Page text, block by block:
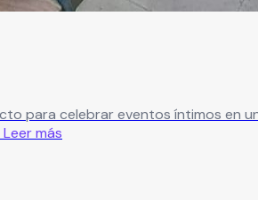
para celebrar eventos íntimos en
Leer más